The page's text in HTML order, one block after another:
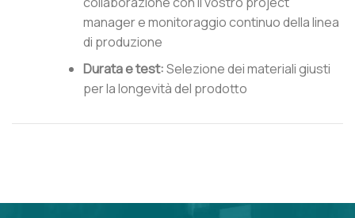
manager e monitoraggio continuo della linea
di produzione
Durata e test:Selezione dei materiali giusti
per la longevità del prodotto